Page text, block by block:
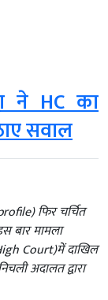
ने HC का
सवाल
फिर चर्चित
बार मामला
Court)में दाखिल
अदालत द्वारा